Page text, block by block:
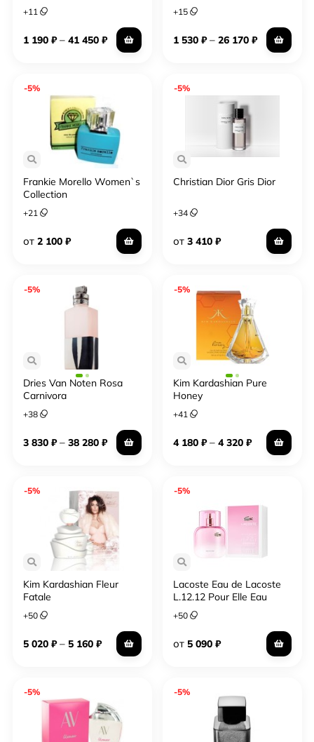
+11
1 190 ₽– 41 450 ₽
+15
1 530 ₽– 26 170 ₽
-5%
Frankie Morello Women`s
Collection
+21
от 2 100 ₽
-5%
Christian Dior Gris Dior
+34
от 3 410 ₽
-5%
Dries Van Noten Rosa
Carnivora
+38
3 830 ₽– 38 280 ₽
-5%
Kim Kardashian Pure
Honey
+41
4 180 ₽– 4 320 ₽
-5%
Kim Kardashian Fleur
Fatale
+50
5 020 ₽– 5 160 ₽
-5%
Lacoste Eau de Lacoste
L.12.12 Pour Elle Eau
Fraiche
+50
от 5 090 ₽
-5% -5%